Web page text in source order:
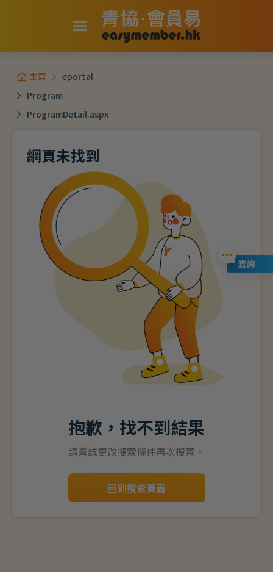
主頁
eportal
Program
ProgramDetail.aspx
網頁未找到
抱歉，找不到結果
請嘗試更改搜索條件再次搜索。
回到搜索頁面